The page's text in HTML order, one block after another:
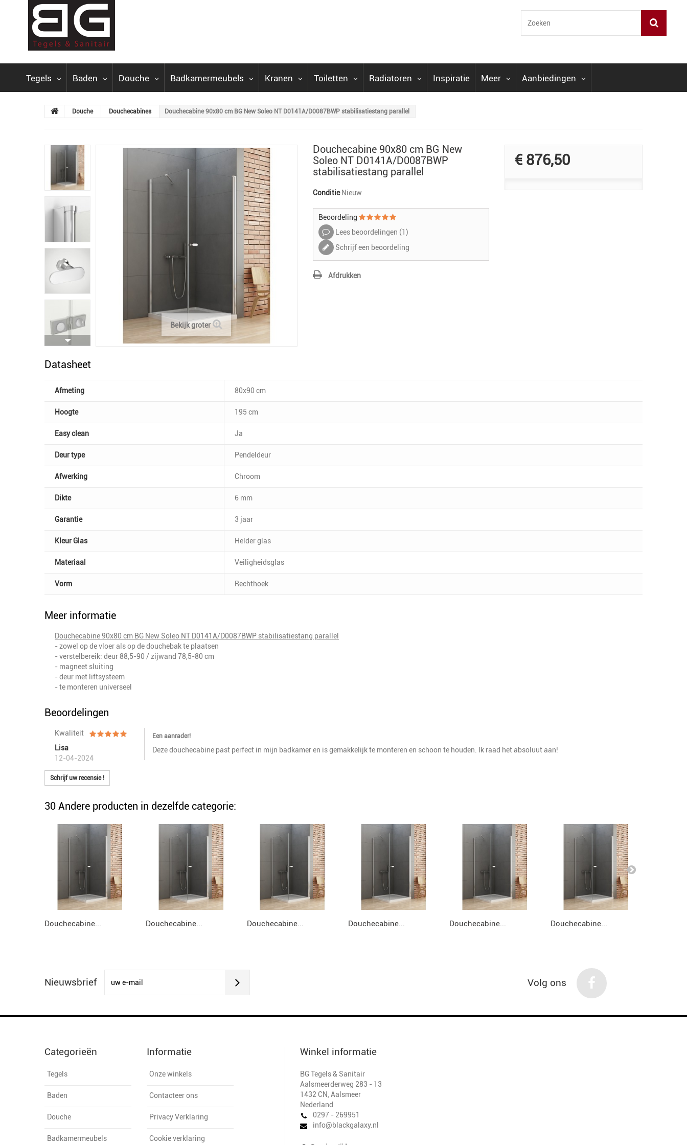
Tegels Baden Douche Badkamermeubels Kranen Toiletten Radiatoren Inspiratie Meer Aanbiedingen
Douche Douchecabines Douchecabine 90x80 cm BG New Soleo NT D0141A/D0087BWP stabilisatiestang parallel
Bekijk groter
Douchecabine 90x80 cm BG New
Soleo NT D0141A/D0087BWP
stabilisatiestang parallel
Conditie Nieuw
Beoordeling
Lees beoordelingen (1)
Schrijf een beoordeling
Afdrukken
€ 876,50
Datasheet
Afmeting 80x90 cm
Hoogte 195 cm
Easy clean Ja
Deur type Pendeldeur
Afwerking Chroom
Dikte 6 mm
Garantie 3 jaar
Kleur Glas Helder glas
Materiaal Veiligheidsglas
Vorm Rechthoek
Meer informatie
Douchecabine 90x80 cm BG New Soleo NT D0141A/D0087BWP stabilisatiestang parallel
- zowel op de vloer als op de douchebak te plaatsen
- verstelbereik: deur 88,5-90 / zijwand 78,5-80 cm
- magneet sluiting
- deur met liftsysteem
- te monteren universeel
Beoordelingen
Kwaliteit
Lisa
12-04-2024
Een aanrader!
Deze douchecabine past perfect in mijn badkamer en is gemakkelijk te monteren en schoon te houden. Ik raad het absoluut aan!
Schrijf uw recensie !
30 Andere producten in dezelfde categorie:
Douchecabine... Douchecabine... Douchecabine... Douchecabine... Douchecabine... Douchecabine...
Nieuwsbrief Volg ons
Categorieën
Tegels
Baden
Douche
Badkamermeubels
Informatie
Onze winkels
Contacteer ons
Privacy Verklaring
Cookie verklaring
Winkel informatie
BG Tegels & Sanitair
Aalsmeerderweg 283 - 13
1432 CN Aalsmeer
Nederland
0297 - 269951
info@blackgalaxy.nl